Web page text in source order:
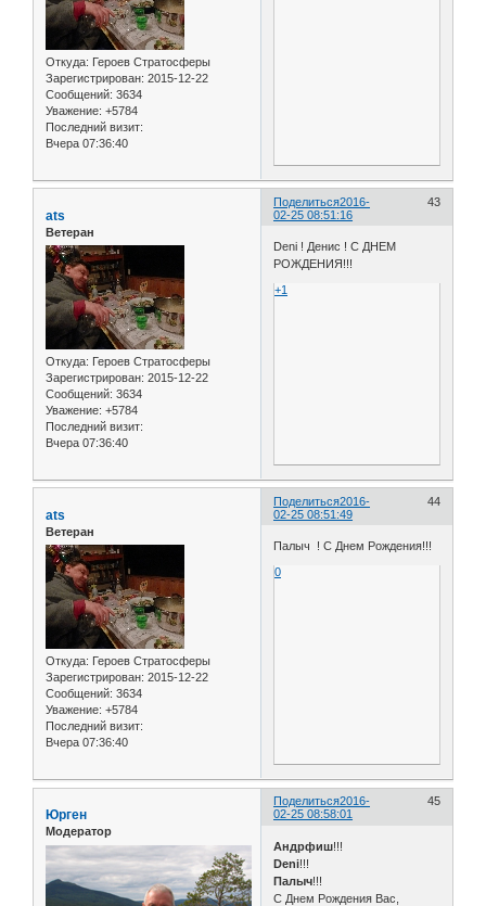
Откуда: Героев Стратосферы
Зарегистрирован: 2015-12-22
Сообщений: 3634
Уважение: +5784
Последний визит:
Вчера 07:36:40
Поделиться 43
2016-
02-25 08:51:16
ats
Ветеран
Откуда: Героев Стратосферы
Зарегистрирован: 2015-12-22
Сообщений: 3634
Уважение: +5784
Последний визит:
Вчера 07:36:40
Deni ! Денис ! С ДНЕМ
РОЖДЕНИЯ!!!
+1
Поделиться 44
2016-
02-25 08:51:49
ats
Ветеран
Откуда: Героев Стратосферы
Зарегистрирован: 2015-12-22
Сообщений: 3634
Уважение: +5784
Последний визит:
Вчера 07:36:40
Палыч ! С Днем Рождения!!!
0
Поделиться 45
2016-
02-25 08:58:01
Юрген
Модератор
Андрфиш!!!
Deni!!!
Палыч!!!
С Днем Рождения Вас,